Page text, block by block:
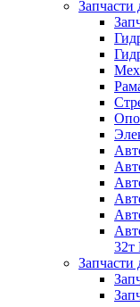
Запчасти
32т
Запчасти